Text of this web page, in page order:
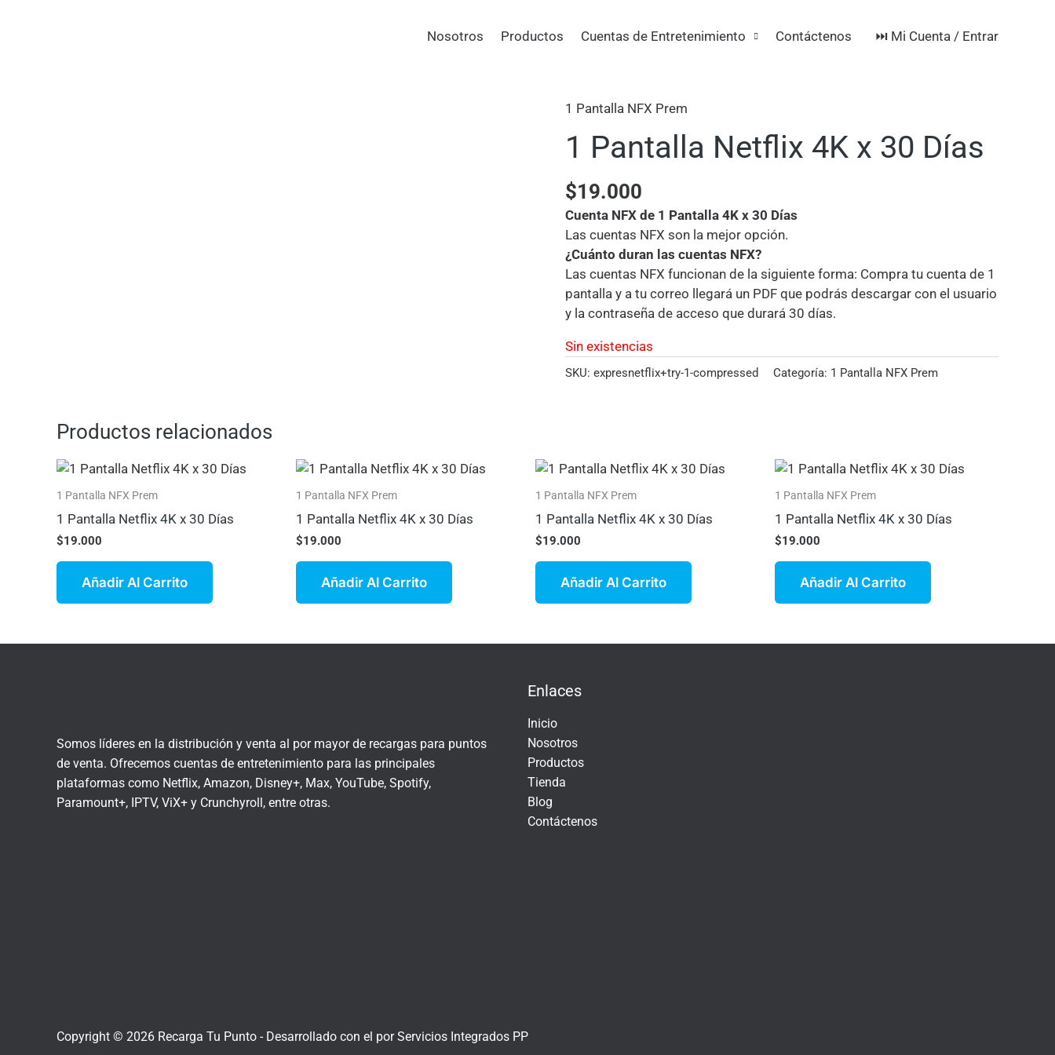
Nosotros Productos Cuentas de Entretenimiento Contáctenos ⏭️ Mi Cuenta / Entrar
1 Pantalla NFX Prem
1 Pantalla Netflix 4K x 30 Días
$19.000
Cuenta NFX de 1 Pantalla 4K x 30 Días
Las cuentas NFX son la mejor opción.
¿Cuánto duran las cuentas NFX?
Las cuentas NFX funcionan de la siguiente forma: Compra tu cuenta de 1
pantalla y a tu correo llegará un PDF que podrás descargar con el usuario
y la contraseña de acceso que durará 30 días.
Sin existencias
SKU: expresnetflix+try-1-compressed Categoría: 1 Pantalla NFX Prem
Productos relacionados
1 Pantalla NFX Prem
1 Pantalla Netflix 4K x 30 Días
$19.000
Añadir Al Carrito
1 Pantalla NFX Prem
1 Pantalla Netflix 4K x 30 Días
$19.000
Añadir Al Carrito
1 Pantalla NFX Prem
1 Pantalla Netflix 4K x 30 Días
$19.000
Añadir Al Carrito
1 Pantalla NFX Prem
1 Pantalla Netflix 4K x 30 Días
$19.000
Añadir Al Carrito
Somos líderes en la distribución y venta al por mayor de recargas para puntos
de venta. Ofrecemos cuentas de entretenimiento para las principales
plataformas como Netflix, Amazon, Disney+, Max, YouTube, Spotify,
Paramount+, IPTV, ViX+ y Crunchyroll, entre otras.
Enlaces
Inicio
Nosotros
Productos
Tienda
Blog
Contáctenos
Copyright © 2026 Recarga Tu Punto - Desarrollado con el porServicios Integrados PP